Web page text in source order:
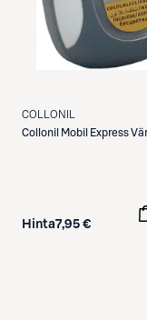
COLLONIL
Collonil Mobil Express
Hinta7,95 €